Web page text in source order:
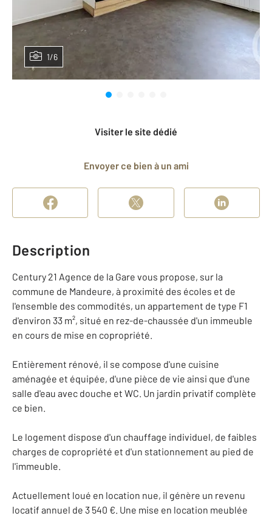
1/6
Visiter le site dédié
Envoyer ce bien à un ami
Description
Century 21 Agence de la Gare vous propose, sur la
commune de Mandeure, à proximité des écoles et de
l'ensemble des commodités, un appartement de type F1
d'environ 33 m², situé en rez-de-chaussée d'un immeuble
en cours de mise en copropriété.
Entièrement rénové, il se compose d'une cuisine
aménagée et équipée, d'une pièce de vie ainsi que d'une
salle d'eau avec douche et WC. Un jardin privatif complète
ce bien.
Le logement dispose d'un chauffage individuel, de faibles
charges de copropriété et d'un stationnement au pied de
l'immeuble.
Actuellement loué en location nue, il génère un revenu
locatif annuel de 3 540 €. Une mise en location meublée